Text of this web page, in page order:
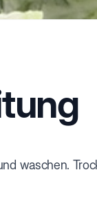
waschen.